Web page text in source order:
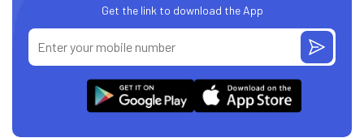
Get the link to download the App